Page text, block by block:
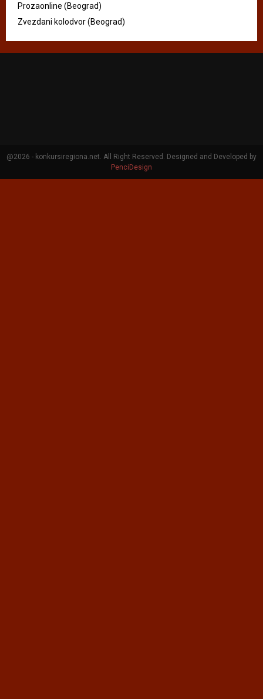
Prozaonline (Beograd)
Zvezdani kolodvor (Beograd)
@2026 - konkursiregiona.net. All Right Reserved. Designed and Developed by
PenciDesign